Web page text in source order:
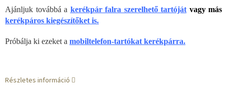
Ajánljuk továbbá a kerékpár falra szerelhető tartóját vagy más
kerékpáros kiegészítőket is.
Próbálja ki ezeket a mobiltelefon-tartókat kerékpárra.
Részletes információ